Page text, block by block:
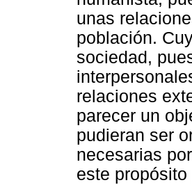
unas
población.
sociedad,
relaciones
parecer un
pudieran ser
necesarias
este